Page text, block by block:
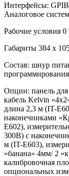
Интерфейсы:
Аналоговое
Рабочие условия
Габариты 384 х
Состав: шнур
Опции: панель
кабель Kelvin
длина 2,3 м (IT-
наконечниками
E602),
300В) с
м (IT-E603),
«банана» 4мм/ 2
калибровочная
опциональных